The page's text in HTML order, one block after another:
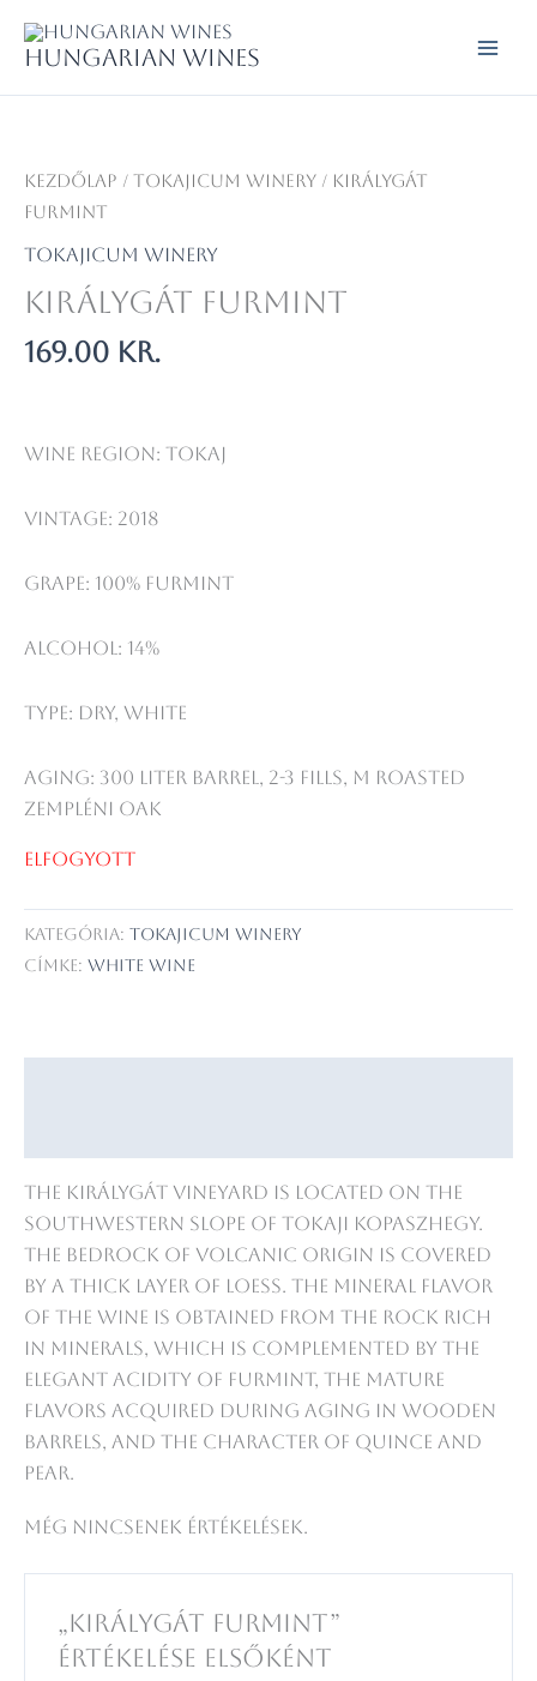
toHungarian wines
Kezdőlap / Tokajicum Winery / Királygát
Furmint
Tokajicum Winery
Királygát Furmint
169.00 kr.
Wine Region: Tokaj
Vintage: 2018
Grape: 100% Furmint
Alcohol: 14%
Type: dry, white
Aging: 300 liter barrel, 2-3 fills, M roasted
Zempléni oak
Elfogyott
Kategória: Tokajicum Winery
Címke: white wine
The Királygát vineyard is located on the
southwestern slope of Tokaji Kopaszhegy.
The bedrock of volcanic origin is covered
by a thick layer of loess. The mineral flavor
of the wine is obtained from the rock rich
in minerals, which is complemented by the
elegant acidity of furmint, the mature
flavors acquired during aging in wooden
barrels, and the character of quince and
pear.
Még nincsenek értékelések.
„Királygát Furmint”
értékelése elsőként